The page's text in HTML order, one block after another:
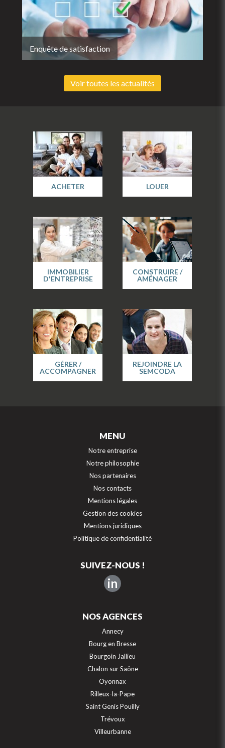
Enquête de satisfaction
Voir toutes les actualités
ACHETER LOUER
IMMOBILIER
D'ENTREPRISE
CONSTRUIRE /
AMÉNAGER
GÉRER /
ACCOMPAGNER
REJOINDRE LA
SEMCODA
MENU
Notre entreprise
Notre philosophie
Nos partenaires
Nos contacts
Mentions légales
Gestion des cookies
Mentions juridiques
Politique de confidentialité
SUIVEZ-NOUS !
in
NOS AGENCES
Annecy
Bourg en Bresse
Bourgoin Jallieu
Chalon sur Saône
Oyonnax
Rilleux-la-Pape
Saint Genis Pouilly
Trévoux
Villeurbanne